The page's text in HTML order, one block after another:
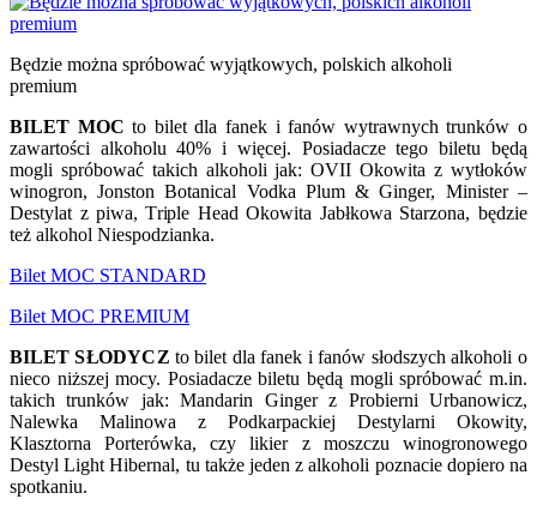
Będzie można spróbować wyjątkowych, polskich alkoholi
premium
BILET MOCto bilet dla fanek i fanów wytrawnych trunków o
zawartości alkoholu 40% i więcej. Posiadacze tego biletu będą
mogli spróbować takich alkoholi jak: OVII Okowita z wytłoków
winogron, Jonston Botanical Vodka Plum & Ginger, Minister –
Destylat z piwa, Triple Head Okowita Jabłkowa Starzona, będzie
też alkohol Niespodzianka.
Bilet MOC STANDARD
Bilet MOC PREMIUM
BILET SŁODYCZ to bilet dla fanek i fanów słodszych alkoholi o
nieco niższej mocy. Posiadacze biletu będą mogli spróbować m.in.
takich trunków jak: Mandarin Ginger z Probierni Urbanowicz,
Nalewka Malinowa z Podkarpackiej Destylarni Okowity,
Klasztorna Porterówka, czy likier z moszczu winogronowego
Destyl Light Hibernal, tu także jeden z alkoholi poznacie dopiero na
spotkaniu.